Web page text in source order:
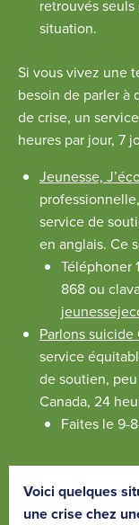
e
retrouvés
situation.
Si vous vivez une
besoin de parler à
de crise, un
heures par jour, 7
Jeunesse,
service de
en anglais. Ce
Téléphoner
868 ou
Parlons suicide
service
de soutien,
Canada, 24
Faites le 9-
Voici quelques
une crise chez